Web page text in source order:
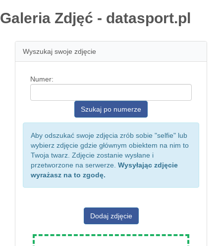
Galeria Zdjęć - datasport.pl
Wyszukaj swoje zdjęcie
Numer:
Aby odszukać swoje zdjęcia zrób sobie "selfie" lub
wybierz zdjęcie gdzie głównym obiektem na nim to
Twoja twarz. Zdjęcie zostanie wysłane i
przetworzone na serwerze. Wysyłając zdjęcie
wyrażasz na to zgodę.
Dodaj zdjęcie